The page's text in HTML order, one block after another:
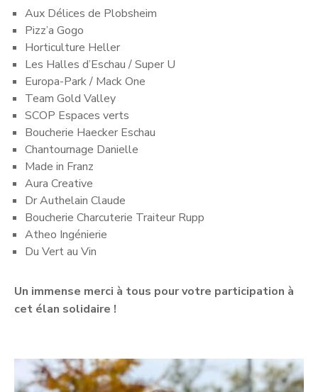
Aux Délices de Plobsheim
Pizz’a Gogo
Horticulture Heller
Les Halles d’Eschau / Super U
Europa-Park / Mack One
Team Gold Valley
SCOP Espaces verts
Boucherie Haecker Eschau
Chantournage Danielle
Made in Franz
Aura Creative
Dr Authelain Claude
Boucherie Charcuterie Traiteur Rupp
Atheo Ingénierie
Du Vert au Vin
Un immense merci à tous pour votre participation à
cet élan solidaire !